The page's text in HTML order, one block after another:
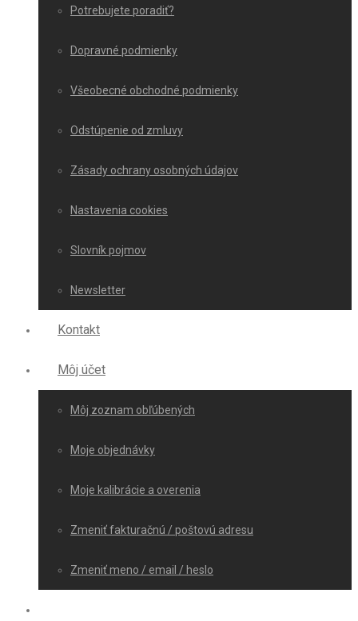
Potrebujete poradiť?
Dopravné podmienky
Všeobecné obchodné podmienky
Odstúpenie od zmluvy
Zásady ochrany osobných údajov
Nastavenia cookies
Slovník pojmov
Newsletter
Kontakt
Môj účet
Môj zoznam obľúbených
Moje objednávky
Moje kalibrácie a overenia
Zmeniť fakturačnú / poštovú adresu
Zmeniť meno / email / heslo